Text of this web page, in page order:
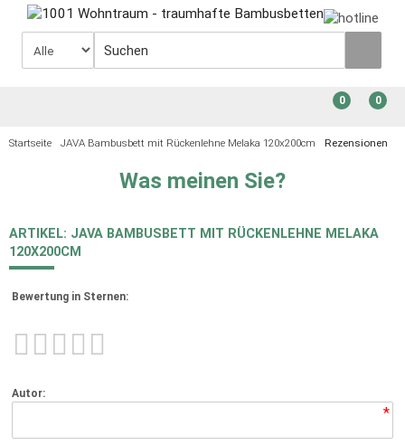
0
0
Startseite JAVA Bambusbett mit Rückenlehne Melaka 120x200cm Rezensionen
Was meinen Sie?
ARTIKEL: JAVA BAMBUSBETT MIT RÜCKENLEHNE MELAKA
120X200CM
Bewertung in Sternen:
Autor:
*